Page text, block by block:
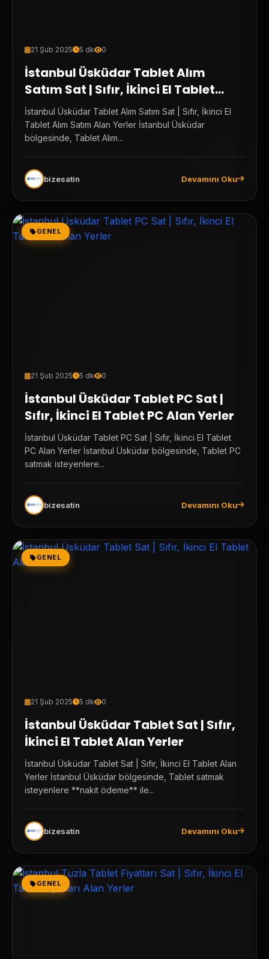
21 Şub 2025 5 dk 0
İstanbul Üsküdar Tablet Alım
Satım Sat | Sıfır, İkinci El Tablet
Alım Satım Alan Yerler
İstanbul Üsküdar Tablet Alım Satım Sat | Sıfır, İkinci El
Tablet Alım Satım Alan Yerler İstanbul Üsküdar
bölgesinde, Tablet Alım...
bizesatin Devamını Oku
GENEL
21 Şub 2025 5 dk 0
İstanbul Üsküdar Tablet PC Sat |
Sıfır, İkinci El Tablet PC Alan Yerler
İstanbul Üsküdar Tablet PC Sat | Sıfır, İkinci El Tablet
PC Alan Yerler İstanbul Üsküdar bölgesinde, Tablet PC
satmak isteyenlere...
bizesatin Devamını Oku
GENEL
21 Şub 2025 5 dk 0
İstanbul Üsküdar Tablet Sat | Sıfır,
İkinci El Tablet Alan Yerler
İstanbul Üsküdar Tablet Sat | Sıfır, İkinci El Tablet Alan
Yerler İstanbul Üsküdar bölgesinde, Tablet satmak
isteyenlere **nakit ödeme** ile...
bizesatin Devamını Oku
GENEL